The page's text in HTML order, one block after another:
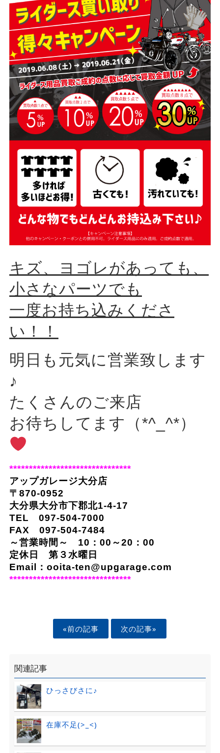
キズ、ヨゴレがあっても、
小さなパーツでも
一度お持ち込みくださ
い！！
明日も元気に営業致します
♪
たくさんのご来店
お待ちしてます（*^_^*）
*******************************
アップガレージ大分店
〒870-0952
大分県大分市下郡北1-4-17
TEL 097-504-7000
FAX 097-504-7484
～営業時間～ 10：00～20：00
定休日 第３水曜日
Email：ooita-ten@upgarage.com
*******************************
«前の記事 次の記事»
関連記事
ひっさびさに♪
在庫不足(>_<)